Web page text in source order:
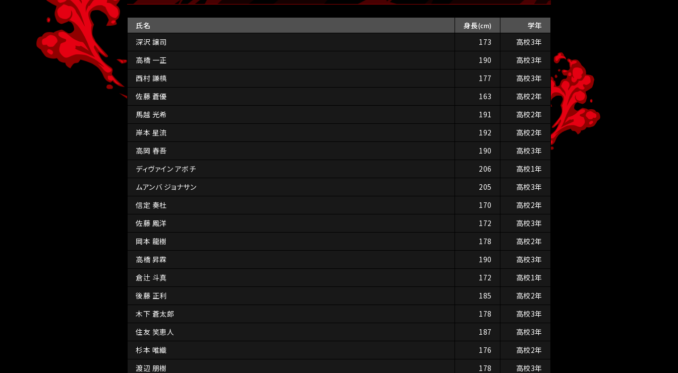
氏名 身長(cm)
学年
深沢 譲司
173
高校3年
高橋 一正
190
高校3年
西村 謙槙
177
高校3年
佐藤 蒼優
163
高校2年
馬越 光希
191
高校2年
岸本 星流
192
高校2年
高岡 春吾
190
高校3年
ディヴァイン アボチ
206
高校1年
ムアンバ ジョナサン
205
高校3年
信定 奏杜
170
高校2年
佐藤 鳳洋
172
高校3年
岡本 龍樹
178
高校2年
高橋 昇霖
190
高校3年
倉辻 斗真
172
高校1年
後藤 正利
185
高校2年
木下 蒼太郎
178
高校3年
住友 笑恵人
187
高校3年
杉本 唯織
176
高校2年
渡辺 朋樹
178
高校3年